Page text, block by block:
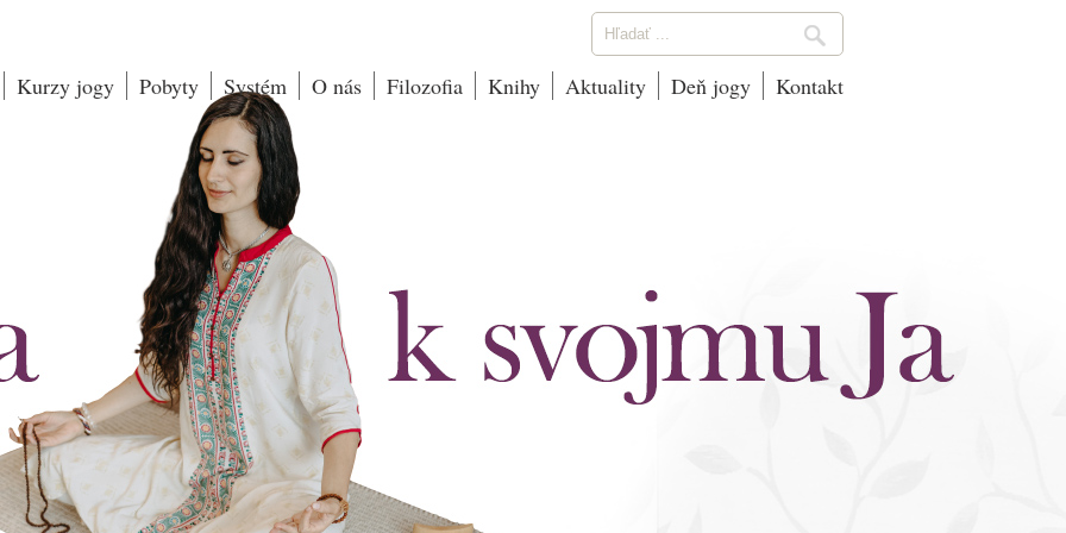
Kurzy jogy Pobyty Systém O nás Filozofia Knihy Aktuality Deň jogy Kontakt